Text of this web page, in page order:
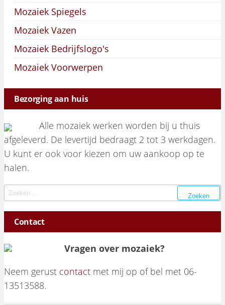
Mozaiek Spiegels
Mozaiek Vazen
Mozaiek Bedrijfslogo's
Mozaiek Voorwerpen
Bezorging aan huis
Alle mozaiek werken worden bij u thuis
afgeleverd. De levertijd bedraagt 2 tot 3 werkdagen.
U kunt er ook voor kiezen om uw aankoop op te
halen.
Zoeken naar:
Contact
Vragen over mozaiek?
Neem gerust contact met mij op of bel met 06-
13513588.